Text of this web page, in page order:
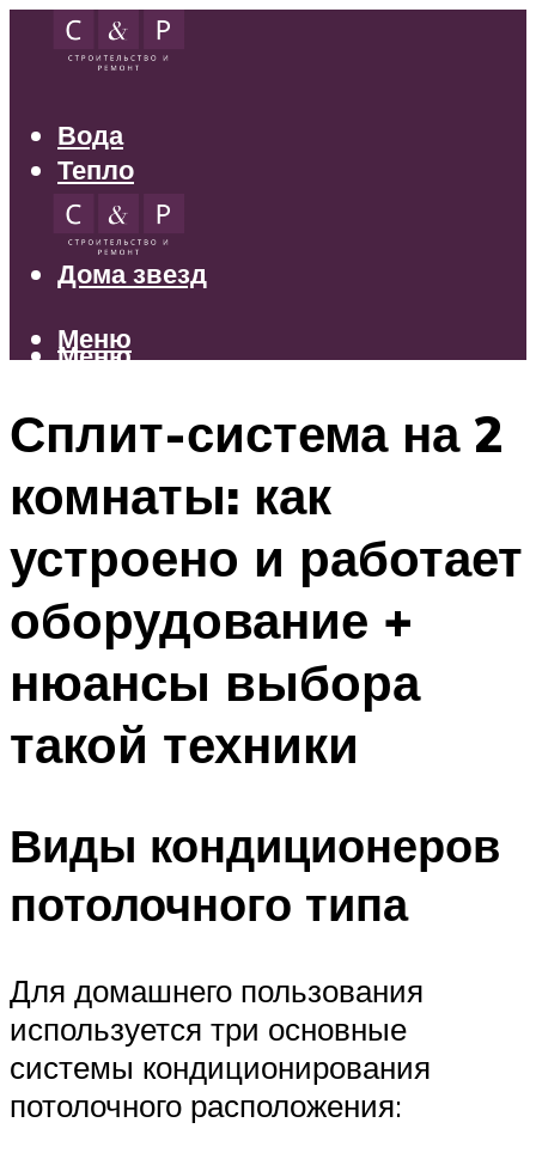
Вода
Тепло
Электрика
Свет
Дома звезд
Меню
Меню
Сплит-система на 2
комнаты: как
устроено и работает
оборудование +
нюансы выбора
такой техники
Виды кондиционеров
потолочного типа
Для домашнего пользования
используется три основные
системы кондиционирования
потолочного расположения: